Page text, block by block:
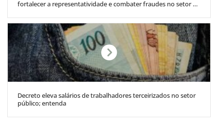
fortalecer a representatividade e combater fraudes no setor de
Decreto eleva salários de trabalhadores terceirizados no setor
público; entenda